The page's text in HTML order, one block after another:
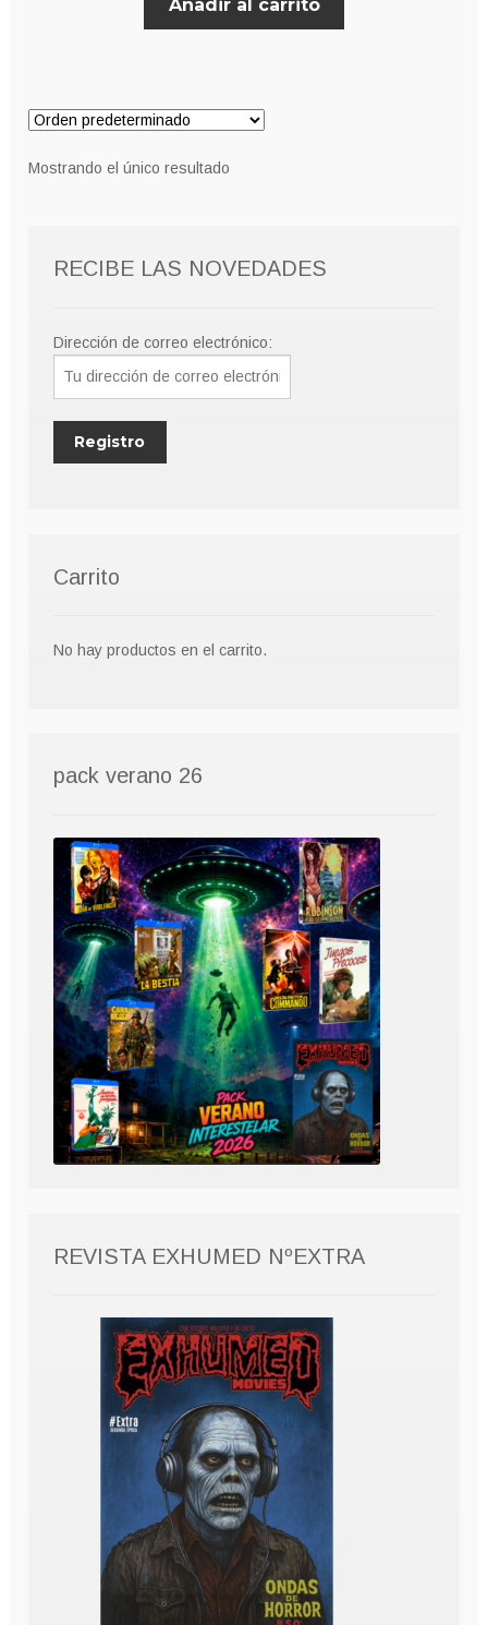
Añadir al carrito
Mostrando el único resultado
RECIBE LAS NOVEDADES
Dirección de correo electrónico:
Carrito
No hay productos en el carrito.
pack verano 26
REVISTA EXHUMED NºEXTRA